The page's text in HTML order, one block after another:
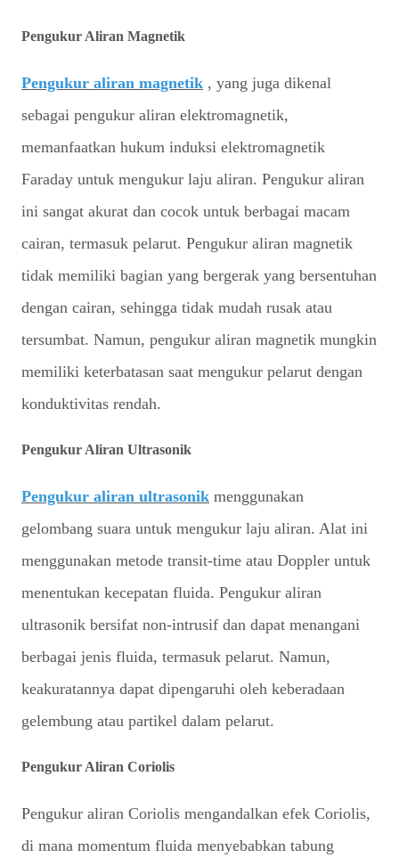
Pengukur Aliran Magnetik
Pengukur aliran magnetik , yang juga dikenal
sebagai pengukur aliran elektromagnetik,
memanfaatkan hukum induksi elektromagnetik
Faraday untuk mengukur laju aliran. Pengukur aliran
ini sangat akurat dan cocok untuk berbagai macam
cairan, termasuk pelarut. Pengukur aliran magnetik
tidak memiliki bagian yang bergerak yang bersentuhan
dengan cairan, sehingga tidak mudah rusak atau
tersumbat. Namun, pengukur aliran magnetik mungkin
memiliki keterbatasan saat mengukur pelarut dengan
konduktivitas rendah.
Pengukur Aliran Ultrasonik
Pengukur aliran ultrasonik menggunakan
gelombang suara untuk mengukur laju aliran. Alat ini
menggunakan metode transit-time atau Doppler untuk
menentukan kecepatan fluida. Pengukur aliran
ultrasonik bersifat non-intrusif dan dapat menangani
berbagai jenis fluida, termasuk pelarut. Namun,
keakuratannya dapat dipengaruhi oleh keberadaan
gelembung atau partikel dalam pelarut.
Pengukur Aliran Coriolis
Pengukur aliran Coriolis mengandalkan efek Coriolis,
di mana momentum fluida menyebabkan tabung